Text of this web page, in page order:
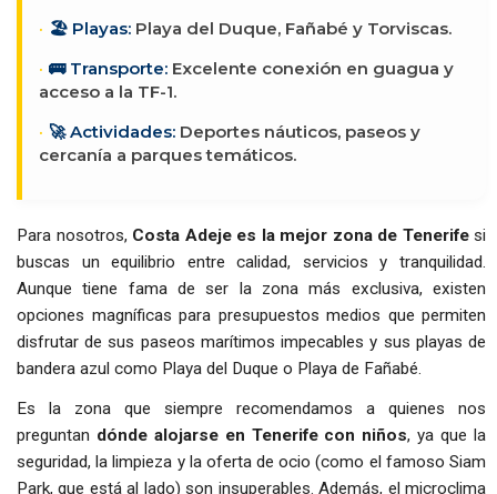
🏖️ Playas: Playa del Duque, Fañabé y Torviscas.
🚌 Transporte: Excelente conexión en guagua y
acceso a la TF-1.
🚀 Actividades: Deportes náuticos, paseos y
cercanía a parques temáticos.
Para nosotros, Costa Adeje es la mejor zona de Tenerifesi
buscas un equilibrio entre calidad, servicios y tranquilidad.
Aunque tiene fama de ser la zona más exclusiva, existen
opciones magníficas para presupuestos medios que permiten
disfrutar de sus paseos marítimos impecables y sus playas de
bandera azul como Playa del Duque o Playa de Fañabé.
Es la zona que siempre recomendamos a quienes nos
preguntan dónde alojarse en Tenerife con niños, ya que la
seguridad, la limpieza y la oferta de ocio (como el famoso Siam
Park, que está al lado) son insuperables. Además, el microclima